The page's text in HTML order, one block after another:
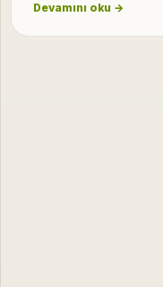
Devamını oku →